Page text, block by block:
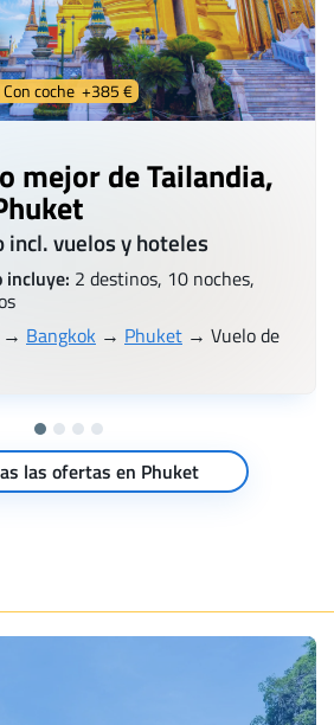
coche +385 €
mejor de Tailandia,
incl. vuelos y hoteles
incluye: 2 destinos, 10 noches,
→ Bangkok → Phuket → Vuelo de
las ofertas en Phuket